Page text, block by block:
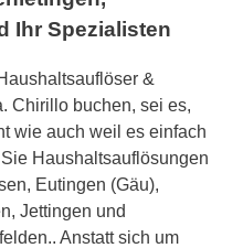
Ihr Spezialisten
&
Chirillo buchen, sei es,
wie auch weil es einfach
Haushaltsauflösungen
Eutingen (Gäu),
Jettingen und
Anstatt sich um